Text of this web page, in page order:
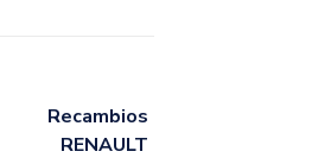
Recambios
RENAULT